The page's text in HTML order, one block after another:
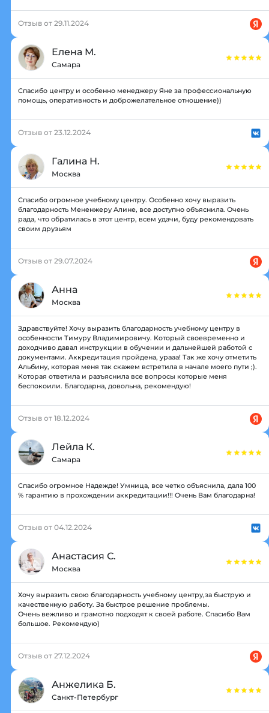
Отзыв от 29.11.2024
Елена М.
Самара
Спасибо центру и особенно менеджеру Яне за профессиональную
помощь, оперативность и доброжелательное отношение))
Отзыв от 23.12.2024
Галина Н.
Москва
Спасибо огромное учебному центру. Особенно хочу выразить
благодарность Мененжеру Алине, все доступно объяснила. Очень
рада, что обратилась в этот центр, всем удачи, буду рекомендовать
своим друзьям
Отзыв от 29.07.2024
Анна
Москва
Здравствуйте! Хочу выразить благодарность учебному центру в
особенности Тимуру Владимировичу. Который своевременно и
доходчиво давал инструкции в обучении и дальнейшей работой с
документами. Аккредитация пройдена, урааа! Так же хочу отметить
Альбину, которая меня так скажем встретила в начале моего пути ;).
Которая ответила и разъяснила все вопросы которые меня
беспокоили. Благодарна, довольна, рекомендую!
Отзыв от 18.12.2024
Лейла К.
Самара
Спасибо огромное Надежде! Умница, все четко объяснила, дала 100
% гарантию в прохождении аккредитации!!! Очень Вам благодарна!
Отзыв от 04.12.2024
Анастасия С.
Москва
Хочу выразить свою благодарность учебному центру,за быструю и
качественную работу. За быстрое решение проблемы.
Очень вежливо и грамотно подходят к своей работе. Спасибо Вам
большое. Рекомендую)
Отзыв от 27.12.2024
Анжелика Б.
Санкт-Петербург